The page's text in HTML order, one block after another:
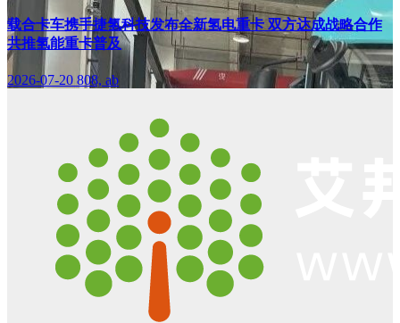
载合卡车携手捷氢科技发布全新氢电重卡 双方达成战略合作
共推氢能重卡普及
2026-07-20 808, ab